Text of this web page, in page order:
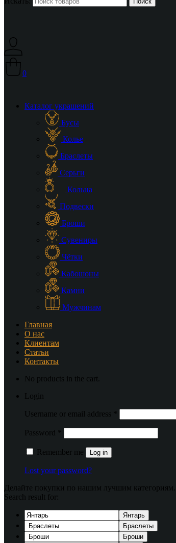
0
Каталог украшений
Бусы
Колье
Браслеты
Серьги
Кольца
Подвески
Броши
Сувениры
Чётки
Кабошоны
Камни
Мужчинам
Главная
О нас
Клиентам
Статьи
Контакты
No products in the cart.
Login
Username or email address
Password
Remember me Log in
Lost your password?
Делайте покупки по нашим лучшим категориям...
Search result for:
Янтарь
Браслеты
Броши